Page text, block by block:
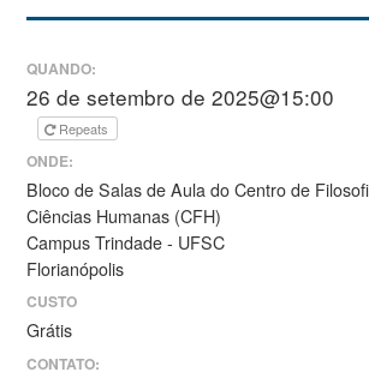
QUANDO:
26 de setembro de 2025@15:00
Repeats
ONDE:
Bloco de Salas de Aula do Centro de
Ciências Humanas (CFH)
Campus Trindade - UFSC
Florianópolis
CUSTO
Grátis
CONTATO: